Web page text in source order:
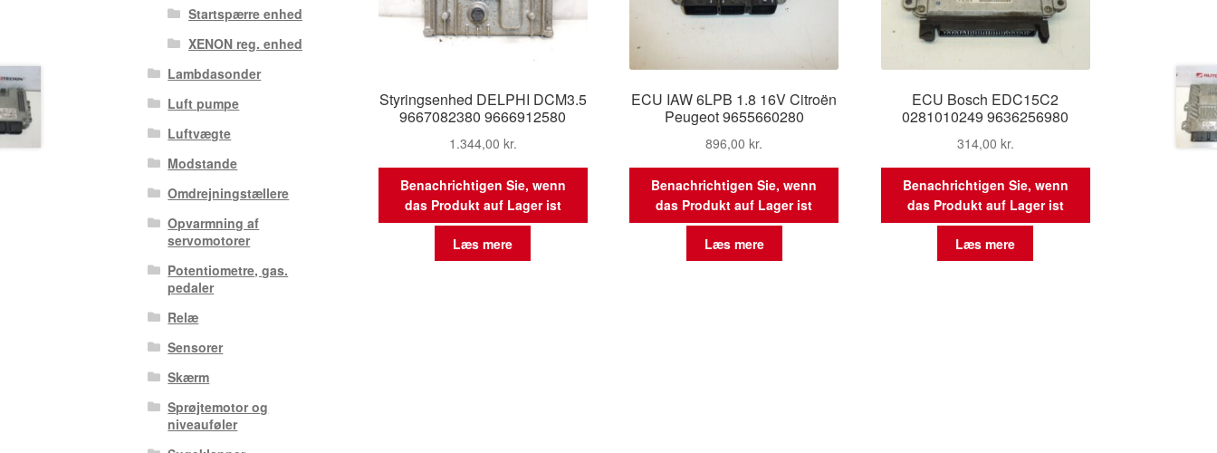
Styringsenhed DELPHI DCM3.5
9667082380 9666912580
1.344,00 kr.
Benachrichtigen Sie, wenn
das Produkt auf Lager ist
Læs mere
ECU IAW 6LPB 1.8 16V Citroën
Peugeot 9655660280
896,00kr.
Benachrichtigen Sie, wenn
das Produkt auf Lager ist
Læs mere
ECU Bosch EDC15C2
0281010249 9636256980
314,00 kr.
Benachrichtigen Sie, wenn
das Produkt auf Lager ist
Læs mere
Startspærre enhed
XENON reg. enhed
Lambdasonder
Luft pumpe
Luftvægte
Modstande
Omdrejningstællere
Opvarmning af
servomotorer
Potentiometre, gas.
pedaler
Relæ
Sensorer
Skærm
Sprøjtemotor og
niveauføler